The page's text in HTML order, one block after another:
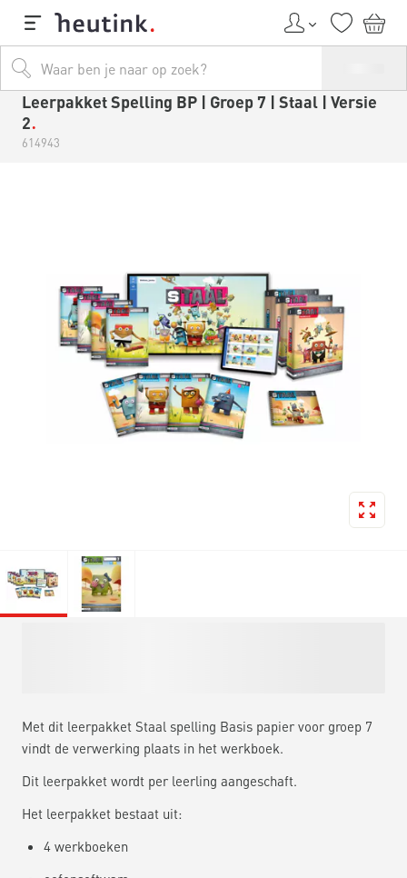
Leerpakket Spelling BP | Groep 7 | Staal | Versie
2
614943
Met dit leerpakket Staal spelling Basis papier voor groep 7
vindt de verwerking plaats in het werkboek.
Dit leerpakket wordt per leerling aangeschaft.
Het leerpakket bestaat uit:
4 werkboeken